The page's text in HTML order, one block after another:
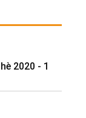
2020 - 1